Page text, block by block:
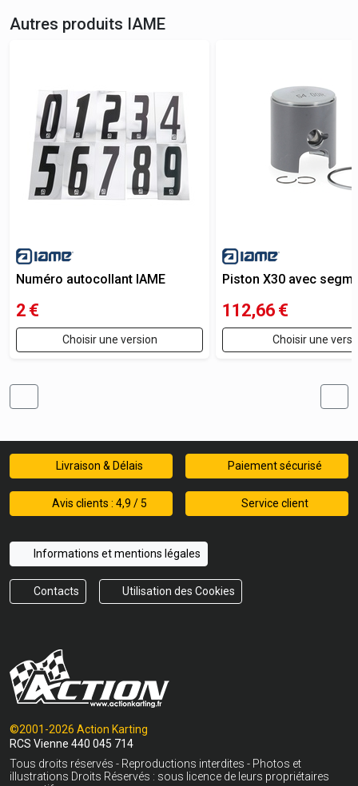
Autres produits IAME
Numéro autocollant IAME
2 €
Choisir une version
Piston X30 avec
112,66 €
Choisir une
Livraison & Délais Paiement sécurisé
Avis clients : 4,9 / 5 Service client
Informations et mentions légales
Contacts Utilisation des Cookies
©2001-2026 Action Karting
RCS Vienne 440 045 714
Tous droits réservés - Reproductions interdites - Photos et
illustrations Droits Réservés : sous licence de leurs propriétaires